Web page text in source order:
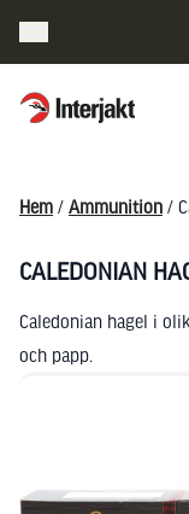
Interjakt SE
Hem / Ammunition /
CALEDONIAN
Caledonian hagel i
och papp.